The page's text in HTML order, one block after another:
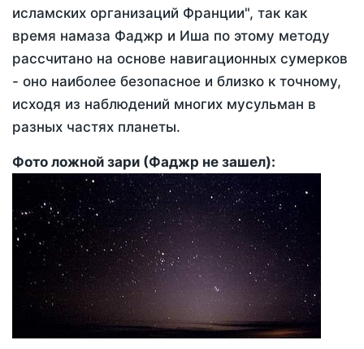
исламских организаций Франции", так как
время намаза Фаджр и Иша по этому методу
рассчитано на основе навигационных сумерков
- оно наиболее безопасное и близко к точному,
исходя из наблюдений многих мусульман в
разных частях планеты.
Фото ложной зари (Фаджр не зашел):